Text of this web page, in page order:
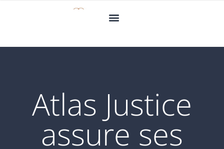
Atlas Justice
assure ses